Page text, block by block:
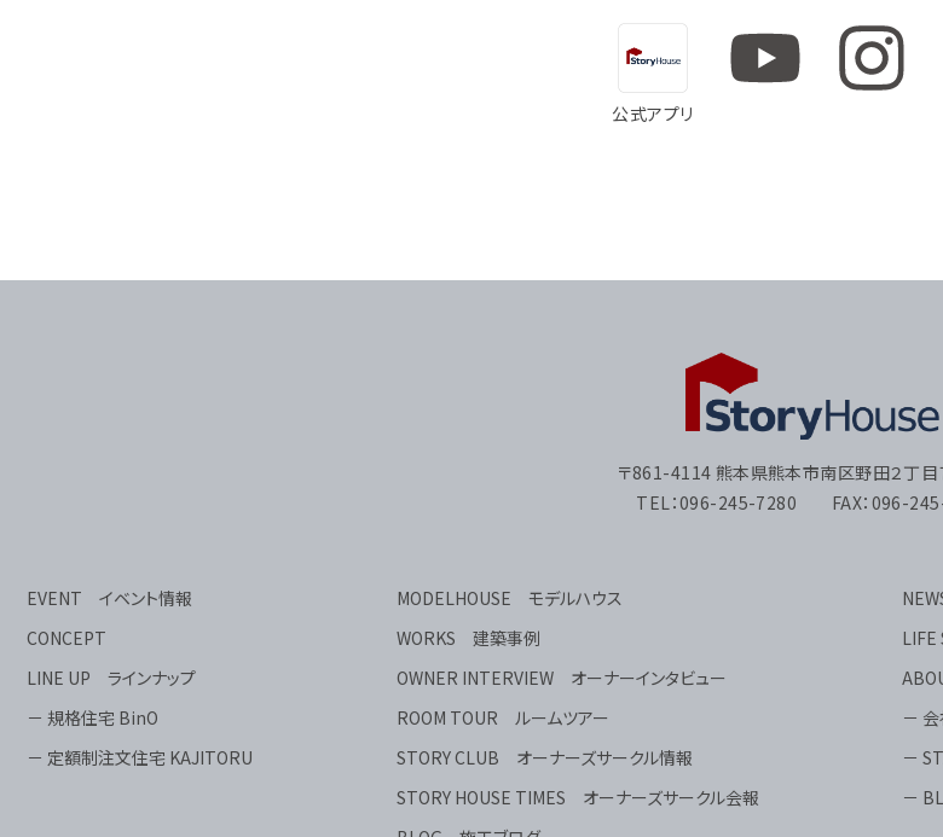
公式アプリ
〒861-4114 熊本県熊本市南区野田２丁目
TEL：096-245-7280 FAX：096-
EVENT イベント情報
CONCEPT
LINE UP ラインナップ
－ 規格住宅 BinO
－ 定額制注文住宅 KAJITORU
MODELHOUSE モデルハウス
WORKS 建築事例
OWNER INTERVIEW オーナーインタビュー
ROOM TOUR ルームツアー
STORY CLUB オーナーズサークル情報
STORY HOUSE TIMES オーナーズサークル会報
－
－
－